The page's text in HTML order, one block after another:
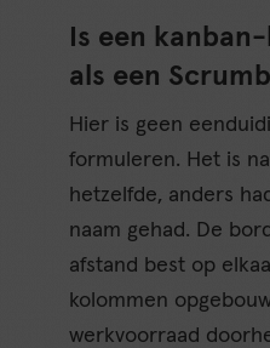
Is een
als een
Hier is geen
formuleren. Het is
hetzelfde, anders
naam gehad. De
afstand best op
kolommen
werkvoorraad